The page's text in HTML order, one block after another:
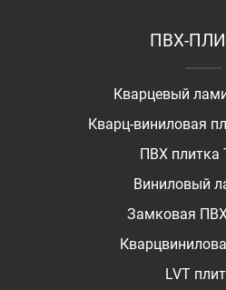
ПВХ-
Кварцевый
Кварц-виниловая
ПВХ плитка
Виниловый
Замковая
LVT